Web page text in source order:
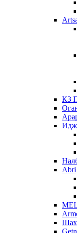
КЗ
Abri